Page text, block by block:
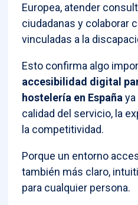
Europea, atender
ciudadanas y colaborar
vinculadas a la
Esto confirma algo
accesibilidad digital
hostelería en España
calidad del servicio, la
la competitividad.
Porque un entorno
también más claro,
para cualquier persona.